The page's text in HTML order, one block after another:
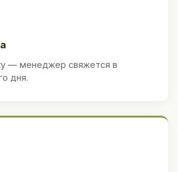
— менеджер свяжется в
дня.